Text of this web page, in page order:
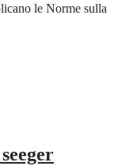
le Norme sulla